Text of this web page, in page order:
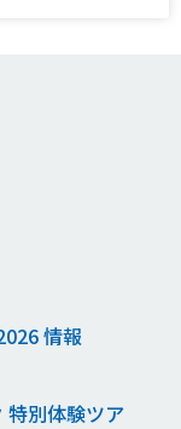
情報
特別体験ツア